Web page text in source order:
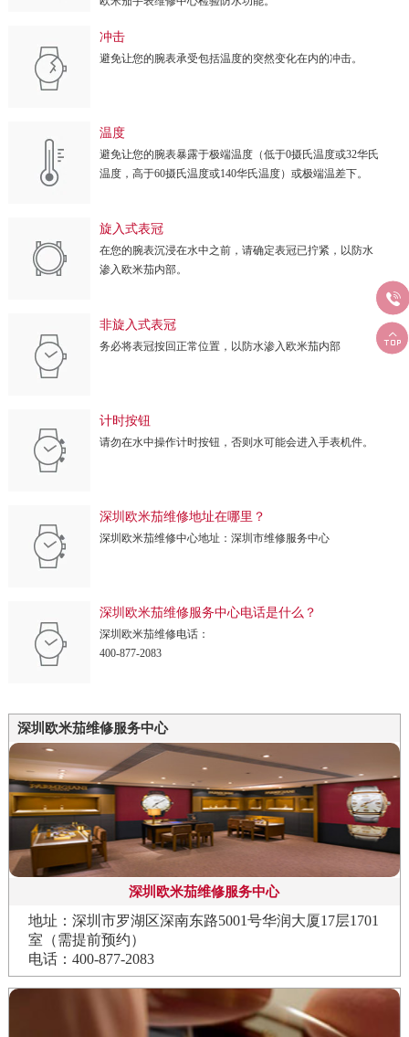
冲击
避免让您的腕表承受包括温度的突然变化在内的冲击。
温度
避免让您的腕表暴露于极端温度（低于0摄氏温度或32华氏
温度，高于60摄氏温度或140华氏温度）或极端温差下。
旋入式表冠
在您的腕表沉浸在水中之前，请确定表冠已拧紧，以防水
渗入欧米茄内部。
非旋入式表冠
务必将表冠按回正常位置，以防水渗入欧米茄内部
计时按钮
请勿在水中操作计时按钮，否则水可能会进入手表机件。
深圳欧米茄维修地址在哪里？
深圳欧米茄维修中心地址：深圳市维修服务中心
深圳欧米茄维修服务中心电话是什么？
深圳欧米茄维修电话：
400-877-2083
深圳欧米茄维修服务中心
深圳欧米茄维修服务中心
地址：深圳市罗湖区深南东路5001号华润大厦17层1701
室（需提前预约）
电话：400-877-2083

